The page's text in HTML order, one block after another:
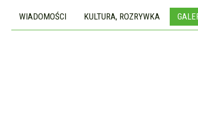
WIADOMOŚCI KULTURA, ROZRYWKA